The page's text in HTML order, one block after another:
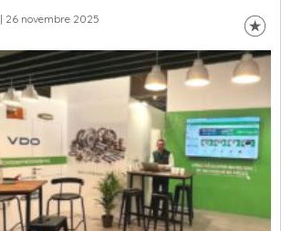
| 26 novembre 2025